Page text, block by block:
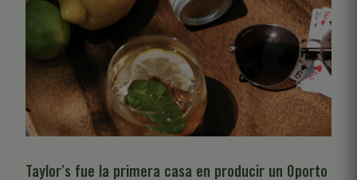
Taylor’s fue la primera casa en producir un Oporto